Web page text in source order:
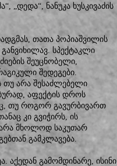
ნანუკა ხუსკივაძის
თათა პოპიაშვილის
სპექტაკლი
შეუცნობელი,
შედეგები.
თუ არა შესაძლებელი
აფექტის დროს
თუ როგორ გავურბივართ
კი გვიჭირს, ის
არა მხოლოდ საკუთარ
გამკლავება.
აქედან გამომდინარე, ისინი